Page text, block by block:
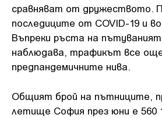
сравняват от дружеството.
последиците от COVID-19 и
Въпреки ръста на
наблюдава, трафикът все
предпандемичните нива.
Общият брой на пътниците,
летище София през юни е 560